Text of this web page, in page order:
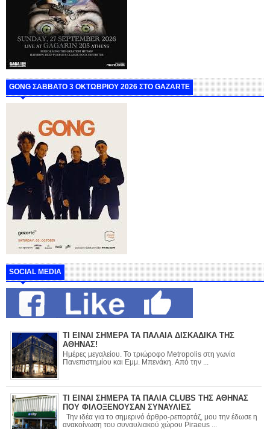
GONG ΣΑΒΒΑΤΟ 3 ΟΚΤΩΒΡΙΟΥ 2026 ΣΤΟ GAZARTE
SOCIAL MEDIA
ΤΙ ΕΙΝΑΙ ΣΗΜΕΡΑ ΤΑ ΠΑΛΑΙΑ ΔΙΣΚΑΔΙΚΑ ΤΗΣ
ΑΘΗΝΑΣ!
Ημέρες μεγαλείου. Το τριώροφο Metropolis στη γωνία
Πανεπιστημίου και Εμμ. Μπενάκη. Από την ...
ΤΙ ΕΙΝΑΙ ΣΗΜΕΡΑ ΤΑ ΠΑΛΙΑ CLUBS ΤΗΣ ΑΘΗΝΑΣ
ΠΟΥ ΦΙΛΟΞΕΝΟΥΣΑΝ ΣΥΝΑΥΛΙΕΣ
Την ιδέα για το σημερινό άρθρο-ρεπορτάζ, μου την έδωσε η
ανακοίνωση του συναυλιακού χώρου Piraeus ...